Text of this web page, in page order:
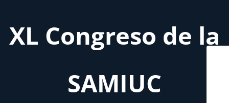
XL Congreso de la
SAMIUC